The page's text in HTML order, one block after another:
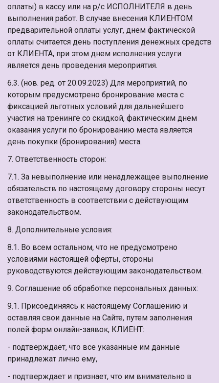
оплаты) в кассу или на р/с ИСПОЛНИТЕЛЯ в день
выполнения работ. В случае внесения КЛИЕНТОМ
предварительной оплаты услуг, днем фактической
оплаты считается день поступления денежных средств
от КЛИЕНТА, при этом днем исполнения услуги
является день проведения мероприятия.
6.3. (нов. ред. от 20.09.2023) Для мероприятий, по
которым предусмотрено бронирование места с
фиксацией льготных условий для дальнейшего
участия на тренинге со скидкой, фактическим днем
оказания услуги по бронированию места является
день покупки (бронирования) места.
7. Ответственность сторон:
7.1. За невыполнение или ненадлежащее выполнение
обязательств по настоящему договору стороны несут
ответственность в соответствии с действующим
законодательством.
8. Дополнительные условия:
8.1. Во всем остальном, что не предусмотрено
условиями настоящей оферты, стороны
руководствуются действующим законодательством.
9. Соглашение об обработке персональных данных:
9.1. Присоединяясь к настоящему Соглашению и
оставляя свои данные на Сайте, путем заполнения
полей форм онлайн-заявок, КЛИЕНТ:
- подтверждает, что все указанные им данные
принадлежат лично ему,
- подтверждает и признает, что им внимательно в